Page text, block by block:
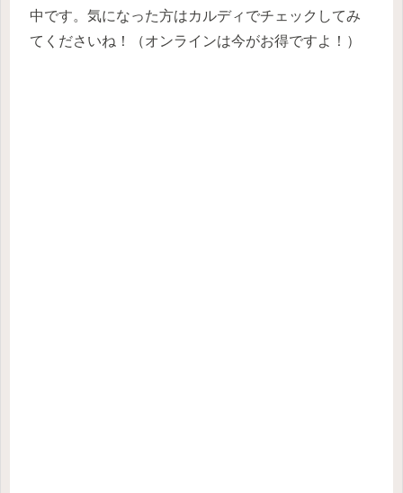
中です。気になった方はカルディでチェックしてみ
てくださいね！（オンラインは今がお得ですよ！）